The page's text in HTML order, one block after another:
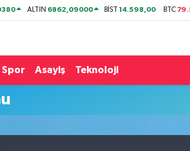
ALTIN 6862,09000 BİST14.598,00 BTC
Spor Asayiş Teknoloji